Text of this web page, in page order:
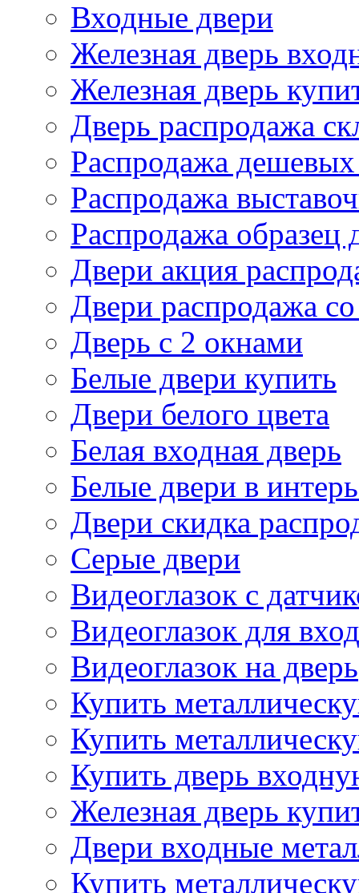
Входные двери
Железная дверь
Железная дверь
Дверь распродажа
Распродажа дешевых
Распродажа
Распродажа образец
Двери акция
Двери распродажа со
Дверь с 2 окнами
Белые двери купить
Двери белого цвета
Белая входная дверь
Белые двери в
Двери скидка
Серые двери
Видеоглазок с
Видеоглазок для
Видеоглазок на дверь
Купить
Купить
Купить дверь
Железная дверь
Двери входные
Купить